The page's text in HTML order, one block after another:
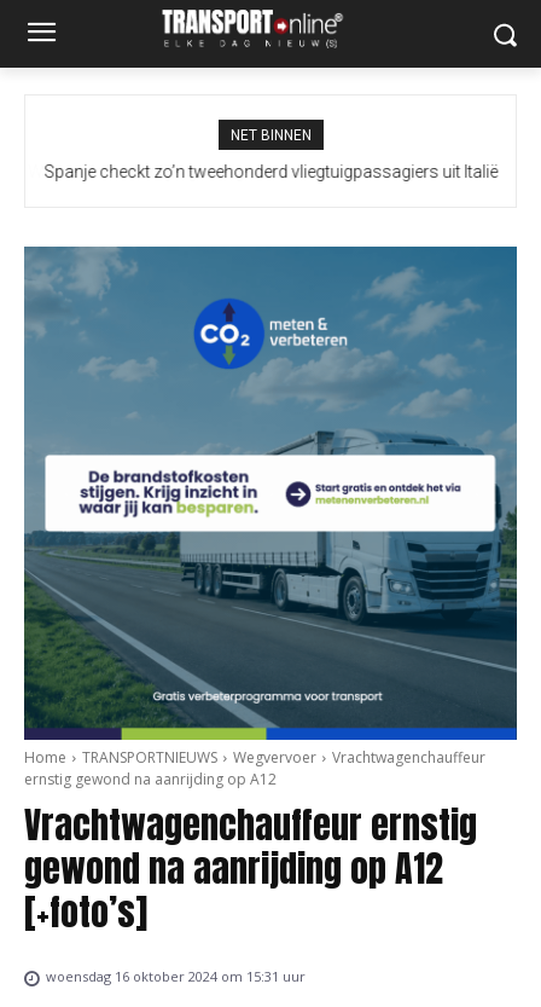
NET BINNEN
Spanje checkt zo’n tweehonderd vliegtuigpassagiers uit Italië
Home TRANSPORTNIEUWS Wegvervoer
Vrachtwagenchauffeur
ernstig gewond na aanrijding op A12
Vrachtwagenchauffeur ernstig
gewond na aanrijding op A12
[+foto’s]
woensdag 16 oktober 2024 om 15:31 uur